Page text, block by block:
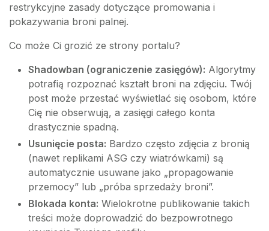
restrykcyjne zasady dotyczące promowania i
pokazywania broni palnej.
Co może Ci grozić ze strony portalu?
Shadowban (ograniczenie zasięgów): Algorytmy
potrafią rozpoznać kształt broni na zdjęciu. Twój
post może przestać wyświetlać się osobom, które
Cię nie obserwują, a zasięgi całego konta
drastycznie spadną.
Usunięcie posta: Bardzo często zdjęcia z bronią
(nawet replikami ASG czy wiatrówkami) są
automatycznie usuwane jako „propagowanie
przemocy” lub „próba sprzedaży broni”.
Blokada konta: Wielokrotne publikowanie takich
treści może doprowadzić do bezpowrotnego